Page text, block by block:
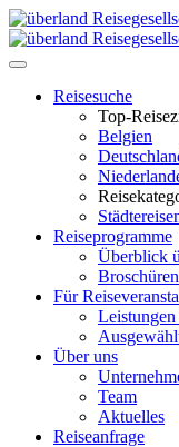
Toggle
navigationReisesuche
Top-
Belgien
Reiseprogramme
Überblick
Für
Über uns
Team
Aktuelles
Reiseanfrage